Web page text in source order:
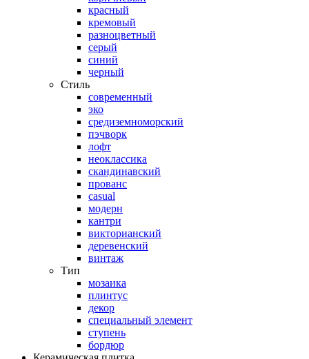
красный
кремовый
разноцветный
серый
синий
черный
Стиль
современный
эко
средиземноморский
пэчворк
лофт
неоклассика
скандинавский
прованс
casual
модерн
кантри
викторианский
деревенский
винтаж
Тип
мозаика
плинтус
декор
специальный элемент
ступень
бордюр